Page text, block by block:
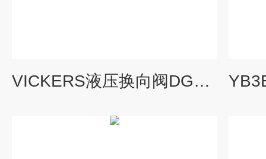
VICKERS液压换向阀DG4V-5-2NJ-M-U-H6-20